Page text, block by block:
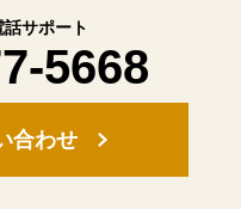
サポート
5668
合わせ